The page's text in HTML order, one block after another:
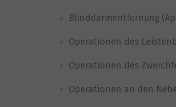
Blinddarmentfernung
Operationen des
Operationen des
Operationen an den